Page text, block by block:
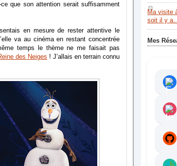
que son attention serait suffisamment
en mesure de rester attentive le
va au cinéma en restant concentrée
temps le thème ne me faisait pas
des Neiges ! J’allais en terrain connu
Ma visite
soit il y
Mes